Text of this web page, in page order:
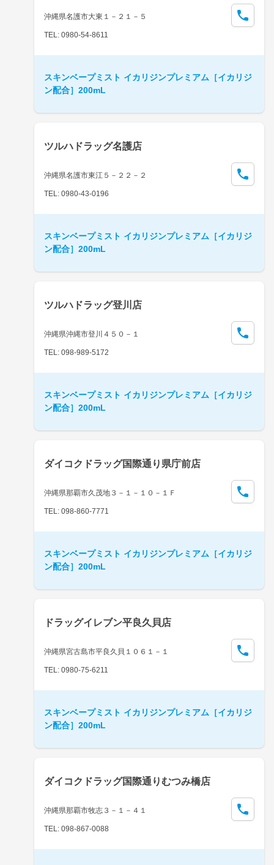
沖縄県名護市大東１－２１－５
TEL: 0980-54-8611
スキンベープミスト イカリジンプレミアム［イカリジ
ン配合］200mL
ツルハドラッグ名護店
沖縄県名護市東江５－２２－２
TEL: 0980-43-0196
スキンベープミスト イカリジンプレミアム［イカリジ
ン配合］200mL
ツルハドラッグ登川店
沖縄県沖縄市登川４５０－１
TEL: 098-989-5172
スキンベープミスト イカリジンプレミアム［イカリジ
ン配合］200mL
ダイコクドラッグ国際通り県庁前店
沖縄県那覇市久茂地３－１－１０－１Ｆ
TEL: 098-860-7771
スキンベープミスト イカリジンプレミアム［イカリジ
ン配合］200mL
ドラッグイレブン平良久貝店
沖縄県宮古島市平良久貝１０６１－１
TEL: 0980-75-6211
スキンベープミスト イカリジンプレミアム［イカリジ
ン配合］200mL
ダイコクドラッグ国際通りむつみ橋店
沖縄県那覇市牧志３－１－４１
TEL: 098-867-0088